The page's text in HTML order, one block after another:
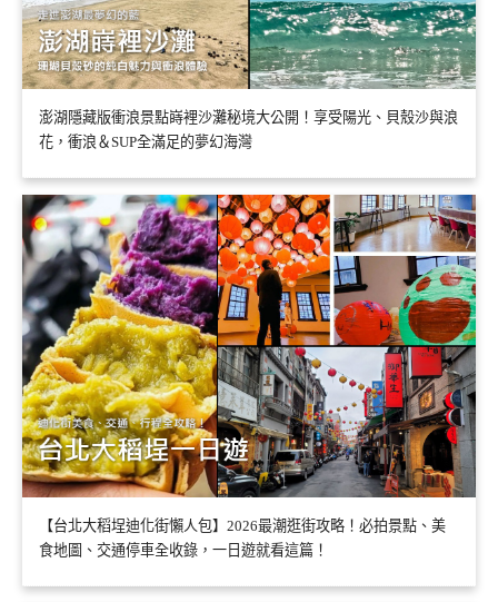
澎湖隱藏版衝浪景點嵵裡沙灘秘境大公開！享受陽光、貝殼沙與浪
花，衝浪＆SUP全滿足的夢幻海灣
【台北大稻埕迪化街懶人包】2026最潮逛街攻略！必拍景點、美
食地圖、交通停車全收錄，一日遊就看這篇！